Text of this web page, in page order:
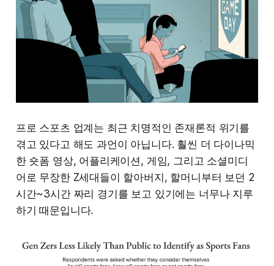
프로 스포츠 업계는 최근 치명적인 존재론적 위기를
겪고 있다고 해도 과언이 아닙니다. 훨씬 더 다이나믹
한 숏폼 영상, 어플리케이션, 게임, 그리고 소셜미디
어로 무장한 Z세대들이 할아버지, 할머니부터 보던 2
시간~3시간 짜리 경기를 보고 있기에는 너무나 지루
하기 때문입니다.